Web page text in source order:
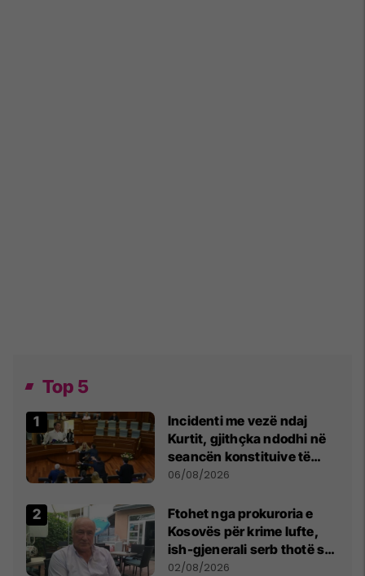
Top 5
Incidenti me vezë ndaj
Kurtit, gjithçka ndodhi në
seancën konstituive të
Kuvendit
06/08/2026
Ftohet nga prokuroria e
Kosovës për krime lufte,
ish-gjenerali serb thotë se
dikush e tradhtoi në
02/08/2026